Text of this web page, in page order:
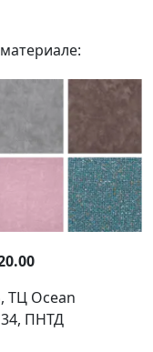
ТЦ Ocean
ПНТД